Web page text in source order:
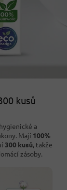
kusů
a
Mají 100%
300 kusů, takže
zásoby.